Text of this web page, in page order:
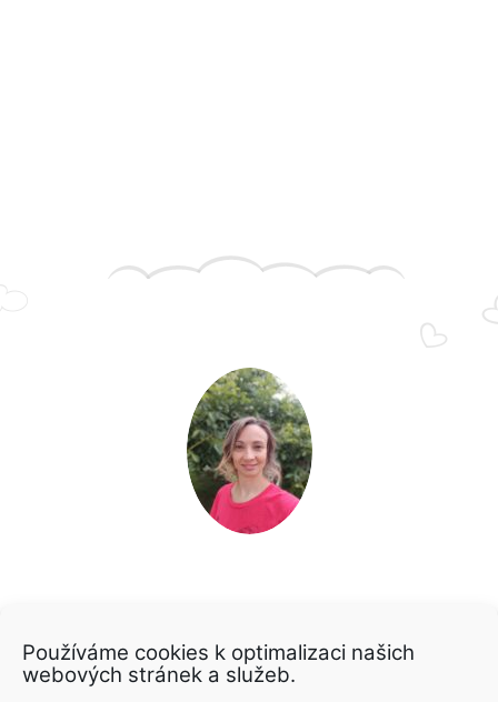
Používáme cookies k optimalizaci našich
webových stránek a služeb.
Mamka dvou dětí, lektorka v